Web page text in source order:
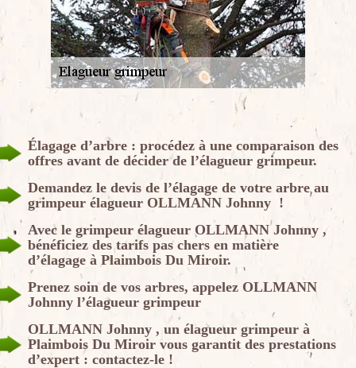
Élagage d’arbre : procédez à une comparaison des
offres avant de décider de l’élagueur grimpeur.
Demandez le devis de l’élagage de votre arbre au
grimpeur élagueur OLLMANN Johnny !
Avec le grimpeur élagueur OLLMANN Johnny ,
bénéficiez des tarifs pas chers en matière
d’élagage à Plaimbois Du Miroir.
Prenez soin de vos arbres, appelez OLLMANN
Johnny l’élagueur grimpeur
OLLMANN Johnny , un élagueur grimpeur à
Plaimbois Du Miroir vous garantit des prestations
d’expert : contactez-le !